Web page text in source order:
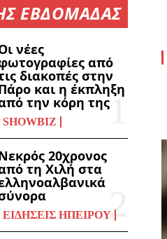
ΕΒΔΟΜΑΔΑΣ
νέες
από
διακοπές στην
και η έκπληξη
την κόρη της
SHOWBIZ
20χρονος
τη Χιλή στα
ΕΙΔΉΣΕΙΣ ΗΠΕΊΡΟΥ